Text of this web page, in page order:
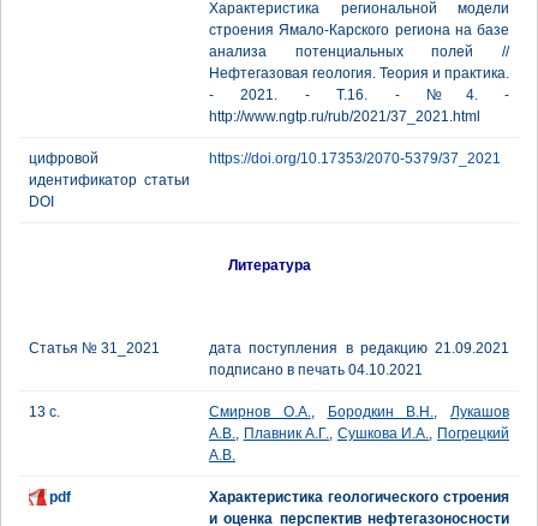
Характеристика региональной модели
строения Ямало-Карского региона на базе
анализа потенциальных полей //
Нефтегазовая геология. Теория и практика.
- 2021. - Т.16. - №4. -
http://www.ngtp.ru/rub/2021/37_2021.html
цифровой
идентификатор статьи
DOI
https://doi.org/10.17353/2070-5379/37_2021
Литература
Статья № 31_2021
дата поступления в редакцию 21.09.2021
подписано в печать 04.10.2021
13 с. Смирнов О.А., Бородкин В.Н., Лукашов
А.В., Плавник А.Г., Сушкова И.А., Погрецкий
А.В.
pdf
Характеристика геологического строения
и оценка перспектив нефтегазоносности